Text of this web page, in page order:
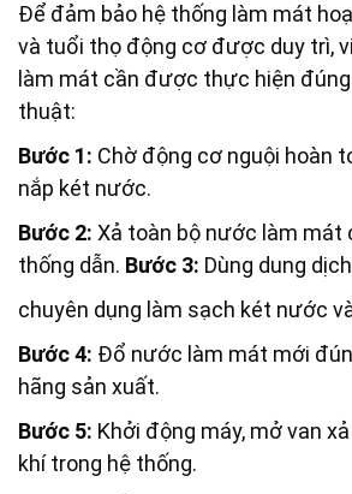
Để đảm bảo hệ thống làm mát
và tuổi thọ động cơ được duy trì,
làm mát cần được thực hiện
thuật:
Bước 1: Chờ động cơ nguội hoàn
nắp két nước.
Bước 2: Xả toàn bộ nước làm mát
thống dẫn. Bước 3: Dùng dung
chuyên dụng làm sạch két nước
Bước 4: Đổ nước làm mát mới
hãng sản xuất.
Bước 5: Khởi động máy, mở van
khí trong hệ thống.